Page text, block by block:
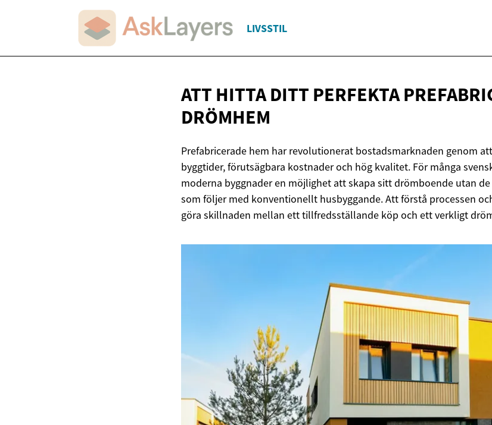
LIVSSTIL
ATT HITTA DITT PERFEKTA
DRÖMHEM
Prefabricerade hem har revolutionerat bostadsmarknaden genom
byggtider, förutsägbara kostnader och hög kvalitet. För många
moderna byggnader en möjlighet att skapa sitt drömboende utan
som följer med konventionellt husbyggande. Att förstå processen
göra skillnaden mellan ett tillfredsställande köp och ett verkligt